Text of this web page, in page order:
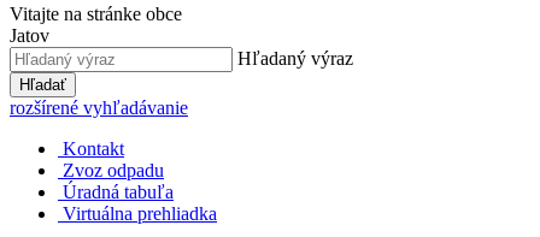
Vitajte na stránke obce
Jatov
Hľadaný výraz
Hľadať
rozšírené vyhľadávanie
Kontakt
Zvoz odpadu
Úradná tabuľa
Virtuálna prehliadka